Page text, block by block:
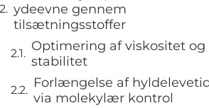
ydeevne gennem
tilsætningsstoffer
Optimering af viskositet og
stabilitet
Forlængelse af
via molekylær kontrol